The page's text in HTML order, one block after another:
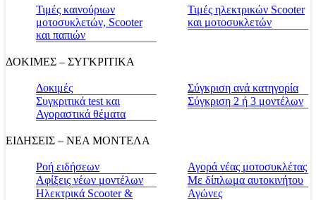
Τιμές καινούριων
μοτοσυκλετών, Scooter
και παπιών
Τιμές ηλεκτρικών Scooter
και μοτοσυκλετών
ΔΟΚΙΜΕΣ – ΣΥΓΚΡΙΤΙΚΑ
Δοκιμές
Συγκριτικά test και
Αγοραστικά θέματα
Σύγκριση ανά κατηγορία
Σύγκριση 2 ή 3 μοντέλων
ΕΙΔΗΣΕΙΣ – ΝΕΑ ΜΟΝΤΕΛΑ
Ροή ειδήσεων
Αφίξεις νέων μοντέλων
Ηλεκτρικά Scooter &
Αγορά νέας μοτοσυκλέτας
Με δίπλωμα αυτοκινήτου
Αγώνες